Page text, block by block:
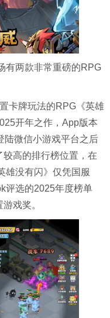
有两款非常重磅的RPG
卡牌玩法的RPG《英雄
开年之作，App版本
陆微信小游戏平台之后
高的排行榜位置，在
雄没有闪》仅凭国服
评选的2025年度榜单
戏奖。